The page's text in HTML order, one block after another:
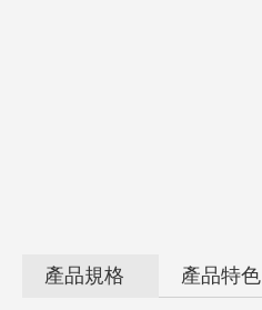
產品規格 產品特色